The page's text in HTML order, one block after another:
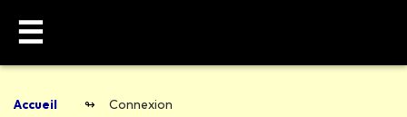
Accueil Connexion
☰